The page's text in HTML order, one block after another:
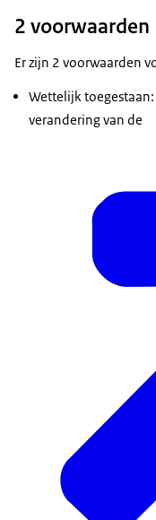
2 voorwaarden
Er zijn 2 voorwaarden
Wettelijk
verandering van de